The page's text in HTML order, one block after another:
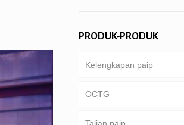
PRODUK-PRODUK
Kelengkapan paip
OCTG